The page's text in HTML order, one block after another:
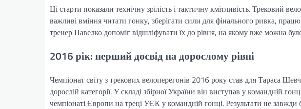
Ці старти показали технічну зрілість і тактичну кмітливість. Трековий
важливі вміння читати гонку, зберігати сили для фінального ривка,
тренер Павелко допоміг відшліфувати їх до рівня, на якому вже можна
2016 рік: перший досвід на дорослому рівні
Чемпіонат світу з трекових велоперегонів 2016 року став для Тараса
дорослій категорії. У складі збірної України він виступав у командній
чемпіонаті Європи на треці УЄК у командній гонці. Результати не